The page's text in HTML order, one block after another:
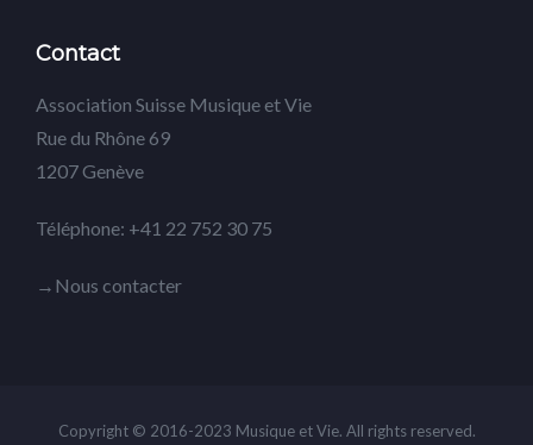
Contact
Association Suisse Musique et Vie
Rue du Rhône 69
1207 Genève
Téléphone: +41 22 752 30 75
→Nous contacter
Copyright © 2016-2023 Musique et Vie. All rights reserved.